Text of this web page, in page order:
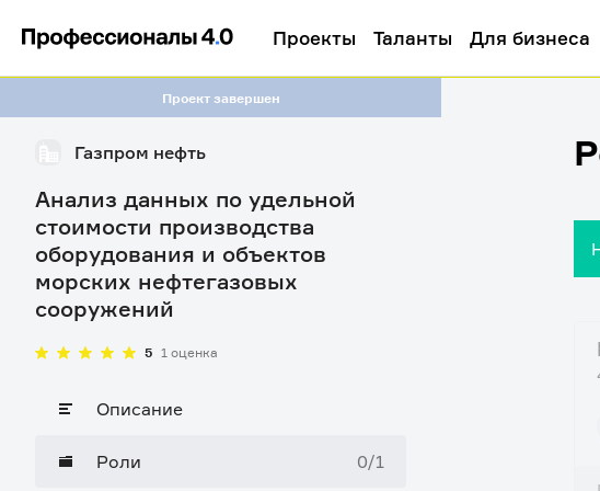
Проекты Таланты Для бизнеса
Проект завершен
Газпром нефть
Анализ данных по удельной
стоимости производства
оборудования и объектов
морских нефтегазовых
сооружений
5 1 оценка
Описание
Роли 0/1